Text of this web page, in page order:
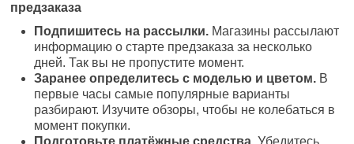
предзаказа
Подпишитесь на рассылки. Магазины рассылают
информацию о старте предзаказа за несколько
дней. Так вы не пропустите момент.
Заранее определитесь с моделью и цветом. В
первые часы самые популярные варианты
разбирают. Изучите обзоры, чтобы не колебаться в
момент покупки.